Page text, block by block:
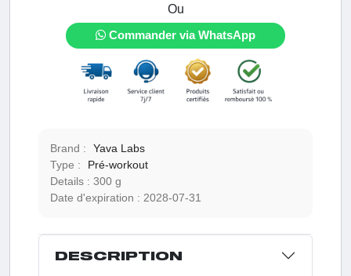
Ou
Commander via WhatsApp
Brand :
Yava Labs
Type :
Pré-workout
Details :
300 g
Date d'expiration : 2028-07-31
DESCRIPTION